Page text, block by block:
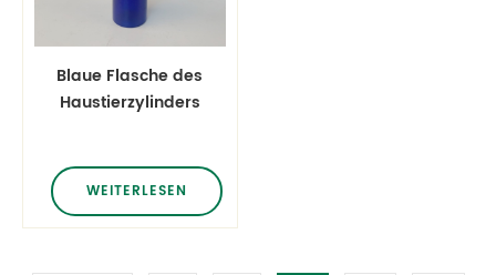
Blaue Flasche des
Haustierzylinders
Behandlungspumpe
WEITERLESEN